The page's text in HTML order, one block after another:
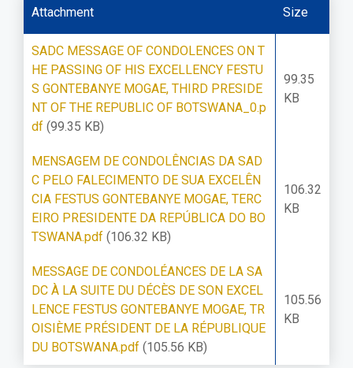
Attachment Size
SADC MESSAGE OF CONDOLENCES ON T
HE PASSING OF HIS EXCELLENCY FESTU
S GONTEBANYE MOGAE, THIRD PRESIDE
NT OF THE REPUBLIC OF BOTSWANA_0.p
df (99.35 KB)
99.35
KB
MENSAGEM DE CONDOLÊNCIAS DA SAD
C PELO FALECIMENTO DE SUA EXCELÊN
CIA FESTUS GONTEBANYE MOGAE, TERC
EIRO PRESIDENTE DA REPÚBLICA DO BO
TSWANA.pdf (106.32 KB)
106.32
KB
MESSAGE DE CONDOLÉANCES DE LA SA
DC À LA SUITE DU DÉCÈS DE SON EXCEL
LENCE FESTUS GONTEBANYE MOGAE, TR
OISIÈME PRÉSIDENT DE LA RÉPUBLIQUE
DU BOTSWANA.pdf (105.56 KB)
105.56
KB